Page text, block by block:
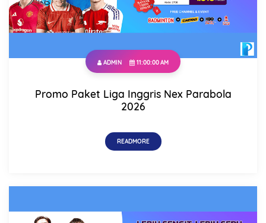
ADMIN 11:00:00 AM
Promo Paket Liga Inggris Nex Parabola
2026
READMORE